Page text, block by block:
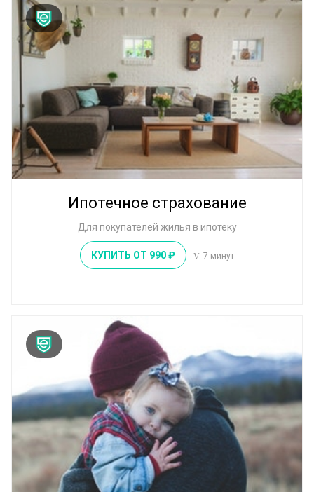
7 4
Ипотечное страхование
Для покупателей жилья в ипотеку
КУПИТЬ ОТ 990 ₽ 7 минут